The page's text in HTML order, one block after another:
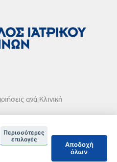
ανά Κλινική
Περισσότερες
επιλογές
Αποδοχή
όλων